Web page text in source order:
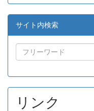
サイト内検索
リンク